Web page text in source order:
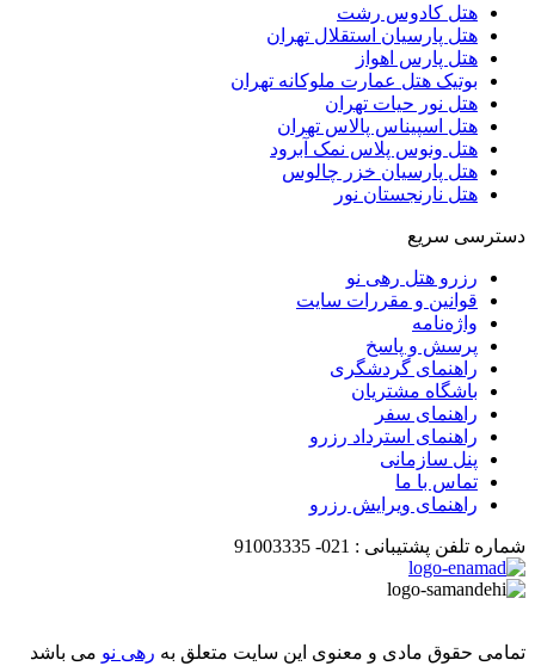
هتل کادوس رشت
هتل پارسیان استقلال تهران
هتل پارس اهواز
بوتیک هتل عمارت ملوکانه تهران
هتل نور حیات تهران
هتل اسپیناس پالاس تهران
هتل ونوس پلاس نمک آبرود
هتل پارسیان خزر چالوس
هتل نارنجستان نور
دسترسی سریع
رزرو هتل رهی نو
قوانین و مقررات سایت
واژه‌نامه
پرسش و پاسخ
راهنمای گردشگری
باشگاه مشتریان
راهنمای سفر
راهنمای استرداد رزرو
پنل سازمانی
تماس با ما
راهنمای ویرایش رزرو
شماره تلفن پشتیبانی : 021-
91003335
تمامی حقوق مادی و معنوی این سایت متعلق به رهی نو می باشد